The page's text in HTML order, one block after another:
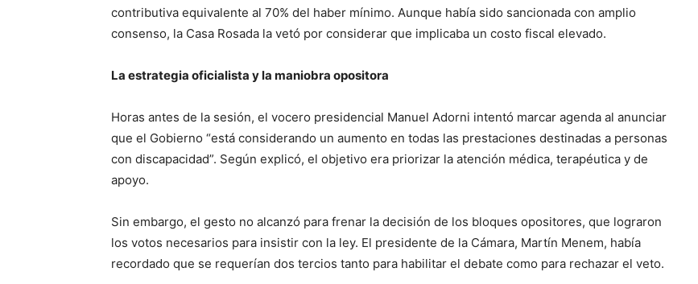
contributiva equivalente al 70% del haber mínimo. Aunque había sido sancionada con amplio
consenso, la Casa Rosada la vetó por considerar que implicaba un costo fiscal elevado.
La estrategia oficialista y la maniobra opositora
Horas antes de la sesión, el vocero presidencial Manuel Adorni intentó marcar agenda al anunciar
que el Gobierno “está considerando un aumento en todas las prestaciones destinadas a personas
con discapacidad”. Según explicó, el objetivo era priorizar la atención médica, terapéutica y de
apoyo.
Sin embargo, el gesto no alcanzó para frenar la decisión de los bloques opositores, que lograron
los votos necesarios para insistir con la ley. El presidente de la Cámara, Martín Menem, había
recordado que se requerían dos tercios tanto para habilitar el debate como para rechazar el veto.